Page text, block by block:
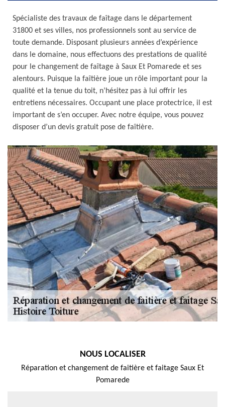
Spécialiste des travaux de faîtage dans le département
31800 et ses villes, nos professionnels sont au service de
toute demande. Disposant plusieurs années d’expérience
dans le domaine, nous effectuons des prestations de qualité
pour le changement de faîtage à Saux Et Pomarede et ses
alentours. Puisque la faîtière joue un rôle important pour la
qualité et la tenue du toit, n’hésitez pas à lui offrir les
entretiens nécessaires. Occupant une place protectrice, il est
important de s’en occuper. Avec notre équipe, vous pouvez
disposer d’un devis gratuit pose de faîtière.
NOUS LOCALISER
Réparation et changement de faitière et faitage Saux Et
Pomarede